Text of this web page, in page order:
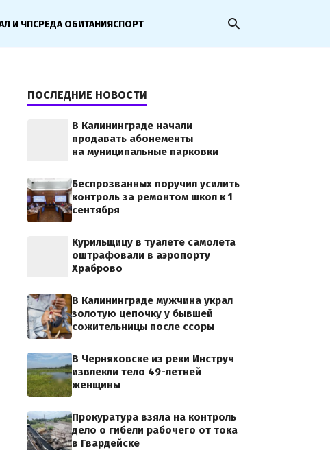
И ЧПСРЕДА ОБИТАНИЯСПОРТ search
ПОСЛЕДНИЕ НОВОСТИ
В Калининграде начали
продавать абонементы
на муниципальные парковки
Беспрозванных поручил усилить
контроль за ремонтом школ к 1
сентября
Курильщицу в туалете самолета
оштрафовали в аэропорту
Храброво
В Калининграде мужчина украл
золотую цепочку у бывшей
сожительницы после ссоры
В Черняховске из реки Инструч
извлекли тело 49-летней
женщины
Прокуратура взяла на контроль
дело о гибели рабочего от тока
в Гвардейске